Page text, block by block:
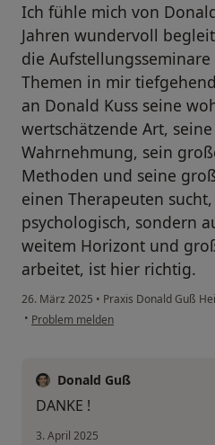
Ich fühle mich von
Jahren wundervoll
die
Themen in mir
an Donald Kuss seine
wertschätzende Art,
Wahrnehmung, sein
Methoden und seine
einen Therapeuten
psychologisch, sondern
weitem Horizont und
arbeitet, ist hier richtig.
26. März 2025 • Praxis Donald Guß
• Problem melden
Donald Guß
DANKE !
3. April 2025